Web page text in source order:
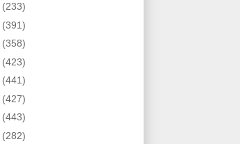
(233)
(391)
(358)
(423)
(441)
(427)
(443)
(282)